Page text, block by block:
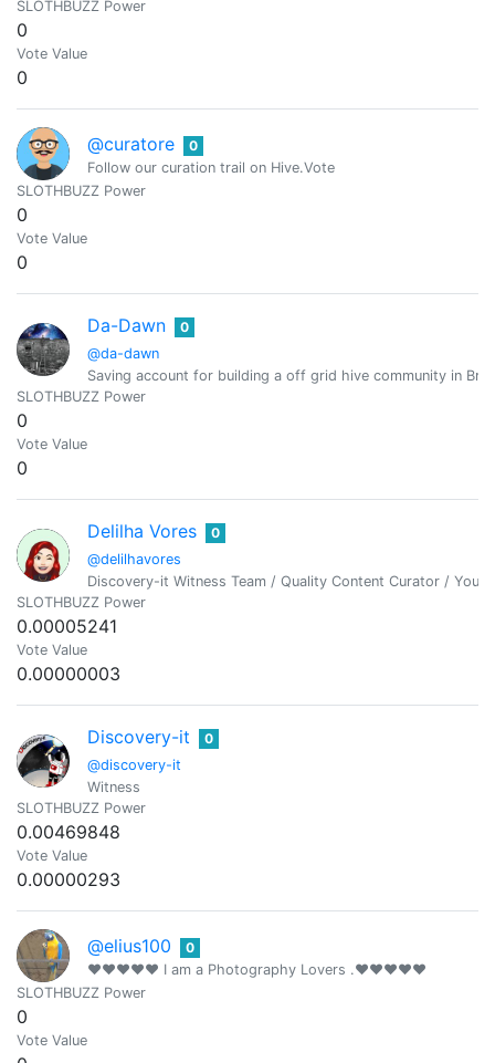
SLOTHBUZZ Power
0
Vote Value
0
@curatore
0
Follow our curation trail on Hive.Vote
SLOTHBUZZ Power
0
Vote Value
0
Da-Dawn
@da-dawn
0
Saving account for building a off grid hive community in
SLOTHBUZZ Power
0
Vote Value
0
Delilha Vores
@delilhavores
0
Discovery-it Witness Team / Quality Content Curator / You
SLOTHBUZZ Power
0.00005241
Vote Value
0.00000003
Discovery-it
@discovery-it
0
Witness
SLOTHBUZZ Power
0.00469848
Vote Value
0.00000293
@elius100
0
❤❤❤❤❤ I am a Photography Lovers .❤❤❤❤❤
SLOTHBUZZ Power
0
Vote Value